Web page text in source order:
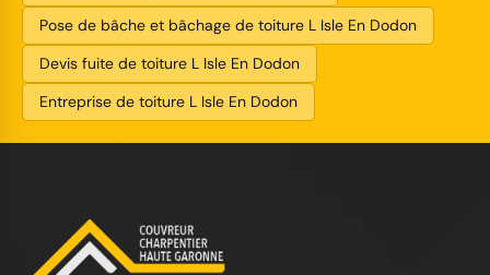
Pose de bâche et bâchage de toiture L Isle En Dodon
Devis fuite de toiture L Isle En Dodon
Entreprise de toiture L Isle En Dodon